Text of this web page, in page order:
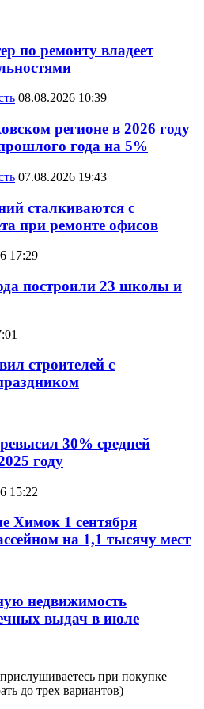
по ремонту владеет
08.08.2026 10:39
регионе в 2026 году
года на 5%
07.08.2026 19:43
сталкиваются с
при ремонте офисов
17:29
построили 23 школы и
строителей с
30% средней
году
15:22
Химок 1 сентября
на 1,1 тысячу мест
недвижимость
выдач в июле
при покупке
до трех вариантов)